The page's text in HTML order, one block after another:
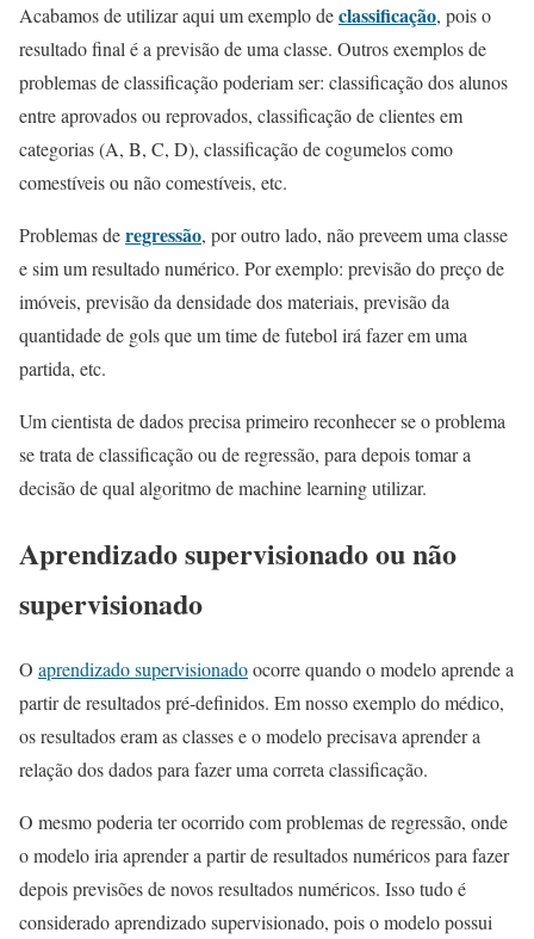
Acabamos de utilizar aqui um exemplo declassificação, pois o
resultado final é a previsão de uma classe. Outros exemplos de
problemas de classificação poderiam ser: classificação dos alunos
entre aprovados ou reprovados, classificação de clientes em
categorias (A, B, C, D), classificação de cogumelos como
comestíveis ou não comestíveis, etc.
Problemas deregressão, por outro lado, não preveem uma classe
e sim um resultado numérico. Por exemplo: previsão do preço de
imóveis, previsão da densidade dos materiais, previsão da
quantidade de gols que um time de futebol irá fazer em uma
partida, etc.
Um cientista de dados precisa primeiro reconhecer se o problema
se trata de classificação ou de regressão, para depois tomar a
decisão de qual algoritmo de machine learning utilizar.
Aprendizado supervisionado ou não
supervisionado
O aprendizado supervisionadoocorre quando o modelo aprende a
partir de resultados pré-definidos. Em nosso exemplo do médico,
os resultados eram as classes e o modelo precisava aprender a
relação dos dados para fazer uma correta classificação.
O mesmo poderia ter ocorrido com problemas de regressão, onde
o modelo iria aprender a partir de resultados numéricos para fazer
depois previsões de novos resultados numéricos. Isso tudo é
considerado aprendizado supervisionado, pois o modelo possui